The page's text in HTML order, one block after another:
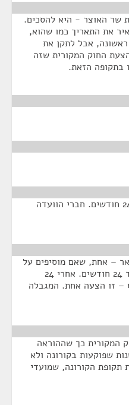
שר האוצר - היא להסכים.
את התאריך כמו שהוא,
ראשונה, אבל לתקן את
החוק המקורית שזה
בתקופה הזאת.
שהתקופה הכוללת לא תעלה על 24 חודשים. חברי הוועדה
בנוסף ל-28 בפברואר – אחת, שאם מוסיפים על
ה-18 חודשים תקופה, זה יהיה עד 24 חודשים. אחרי 24
– זו הצעה אחת. המגבלה
המקורית כך שההוראה
שפוקעות בקורונה ולא
תקופת הקורונה, שמועדי